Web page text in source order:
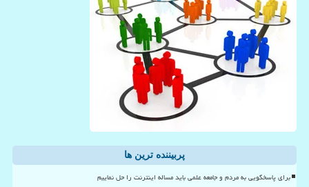
پربیننده ترین ها
برای پاسخگویی به مردم و جامعه علمی باید مساله اینترنت را حل نماییم